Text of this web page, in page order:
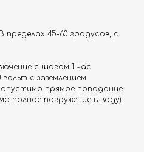
пределах 45-60 градусов, с
с шагом 1 час
с заземлением
прямое попадание
полное погружение в воду)